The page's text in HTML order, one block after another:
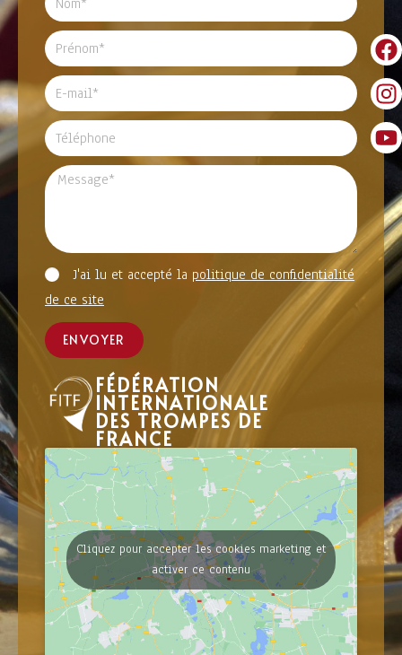
J'ai lu et accepté la politique de confidentialité
de ce site
ENVOYER
FÉDÉRATION
INTERNATIONALE
DES TROMPES DE
FRANCE
Cliquez pour accepter les cookies marketing et
activer ce contenu